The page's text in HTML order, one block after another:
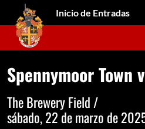
Inicio de Entradas
Spennymoor Town
The Brewery Field /
sábado, 22 de marzo de